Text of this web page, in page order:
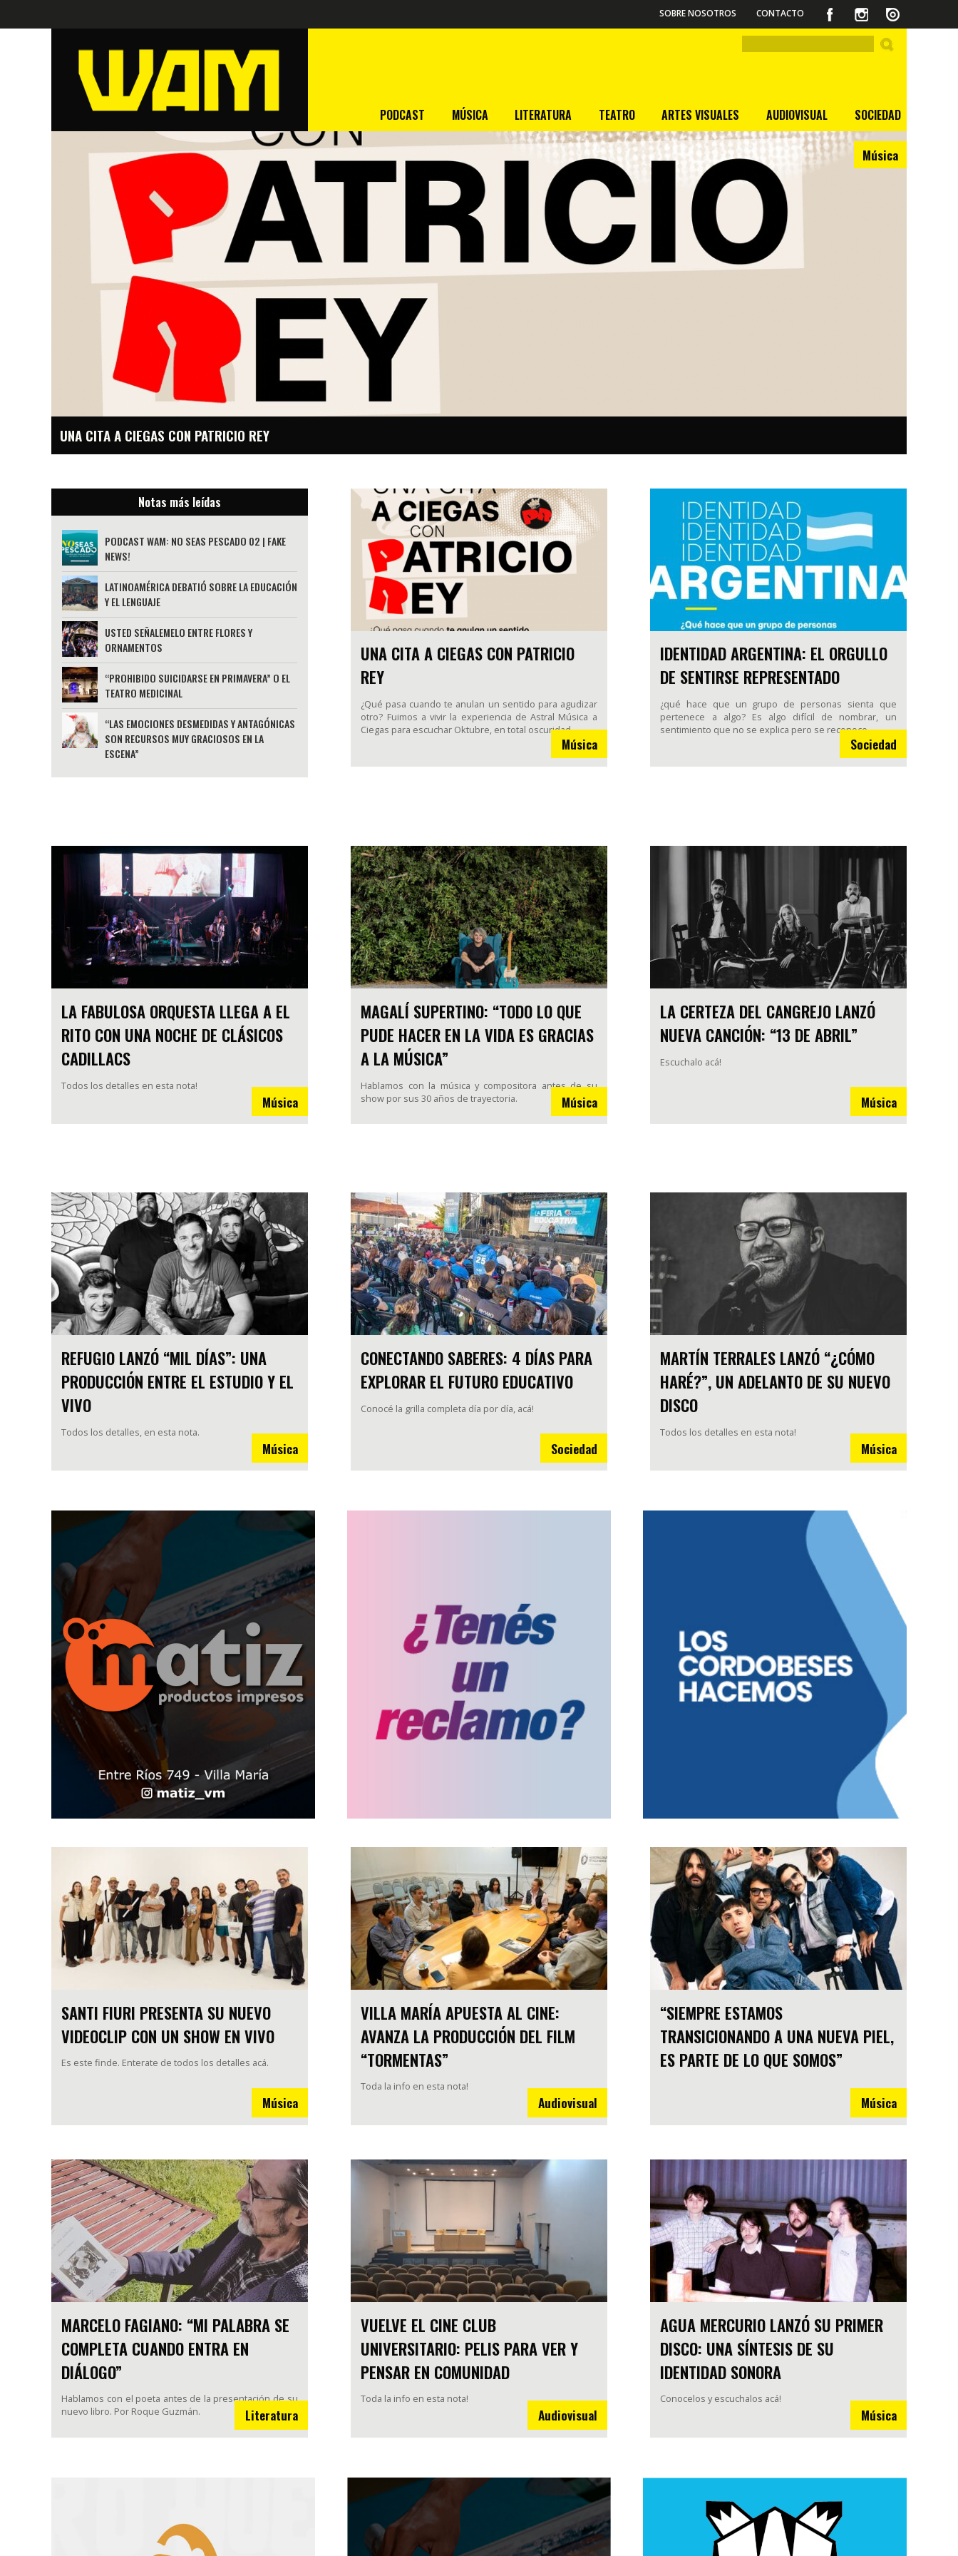
SOBRE NOSOTROS CONTACTO
PODCAST MÚSICA LITERATURA TEATRO ARTES VISUALES AUDIOVISUAL SOCIEDAD
Música
UNA CITA A CIEGAS CON PATRICIO REY
Notas más leídas
PODCAST WAM: NO SEAS PESCADO 02 | FAKE
NEWS!
LATINOAMÉRICA DEBATIÓ SOBRE LA EDUCACIÓN
Y EL LENGUAJE
USTED SEÑALEMELO ENTRE FLORES Y
ORNAMENTOS
“PROHIBIDO SUICIDARSE EN PRIMAVERA” O EL
TEATRO MEDICINAL
“LAS EMOCIONES DESMEDIDAS Y ANTAGÓNICAS
SON RECURSOS MUY GRACIOSOS EN LA
ESCENA”
UNA CITA A CIEGAS CON PATRICIO
REY
¿Qué pasa cuando te anulan un sentido para agudizar
otro? Fuimos a vivir la experiencia de Astral Música a
Ciegas para escuchar Oktubre, en total oscuridad.
Música
IDENTIDAD ARGENTINA: EL ORGULLO
DE SENTIRSE REPRESENTADO
¿qué hace que un grupo de personas sienta que
pertenece a algo? Es algo difícil de nombrar, un
sentimiento que no se explica pero se reconoce.
Sociedad
LA FABULOSA ORQUESTA LLEGA A EL
RITO CON UNA NOCHE DE CLÁSICOS
CADILLACS
Todos los detalles en esta nota!
Música
MAGALÍ SUPERTINO: “TODO LO QUE
PUDE HACER EN LA VIDA ES GRACIAS
A LA MÚSICA”
Hablamos con la música y compositora antes de su
show por sus 30 años de trayectoria.
Música
LA CERTEZA DEL CANGREJO LANZÓ
NUEVA CANCIÓN: “13 DE ABRIL”
Escuchalo acá!
Música
REFUGIO LANZÓ “MIL DÍAS”: UNA
PRODUCCIÓN ENTRE EL ESTUDIO Y EL
VIVO
Todos los detalles, en esta nota.
Música
CONECTANDO SABERES: 4 DÍAS PARA
EXPLORAR EL FUTURO EDUCATIVO
Conocé la grilla completa día por día, acá!
Sociedad
MARTÍN TERRALES LANZÓ “¿CÓMO
HARÉ?”, UN ADELANTO DE SU NUEVO
DISCO
Todos los detalles en esta nota!
Música
SANTI FIURI PRESENTA SU NUEVO
VIDEOCLIP CON UN SHOW EN VIVO
Es este finde. Enterate de todos los detalles acá.
Música
VILLA MARÍA APUESTA AL CINE:
AVANZA LA PRODUCCIÓN DEL FILM
“TORMENTAS”
Toda la info en esta nota!
Audiovisual
“SIEMPRE ESTAMOS
TRANSICIONANDO A UNA NUEVA PIEL,
ES PARTE DE LO QUE SOMOS”
Música
MARCELO FAGIANO: “MI PALABRA SE
COMPLETA CUANDO ENTRA EN
DIÁLOGO”
Hablamos con el poeta antes de la presentación de su
nuevo libro. Por Roque Guzmán.
Literatura
VUELVE EL CINE CLUB
UNIVERSITARIO: PELIS PARA VER Y
PENSAR EN COMUNIDAD
Toda la info en esta nota!
Audiovisual
AGUA MERCURIO LANZÓ SU PRIMER
DISCO: UNA SÍNTESIS DE SU
IDENTIDAD SONORA
Conocelos y escuchalos acá!
Música